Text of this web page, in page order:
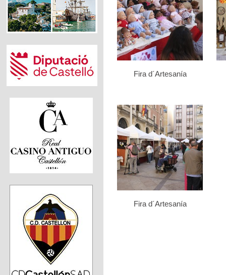
Fira d´Artesanía
Fira d´Artesanía